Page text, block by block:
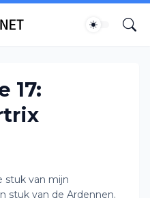
17:
stuk van mijn
stuk van de Ardennen.